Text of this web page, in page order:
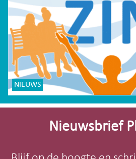
NIEUWS
Site-
Nieuwsbrief